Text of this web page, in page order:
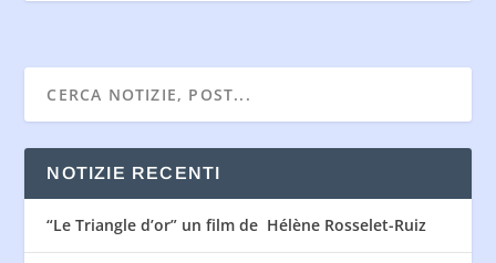
NOTIZIE RECENTI
“Le Triangle d’or” un film de Hélène Rosselet-Ruiz